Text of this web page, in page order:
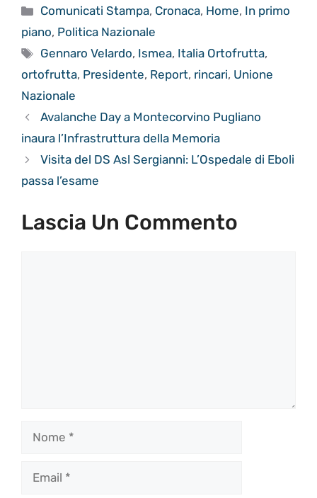
Categorie
Comunicati Stampa, Cronaca, Home, In primo
piano, Politica Nazionale
Tag
Gennaro Velardo, Ismea, Italia Ortofrutta,
ortofrutta, Presidente, Report, rincari, Unione
Nazionale
Avalanche Day a Montecorvino Pugliano
inaura l’Infrastruttura della Memoria
Visita del DS Asl Sergianni: L’Ospedale di Eboli
passa l’esame
Lascia Un Commento